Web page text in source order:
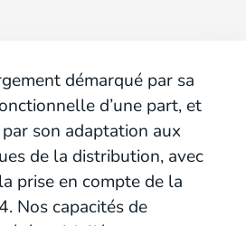
démarqué par sa
d’une part, et
par son adaptation aux
de la distribution, avec
prise en compte de la
Nos capacités de